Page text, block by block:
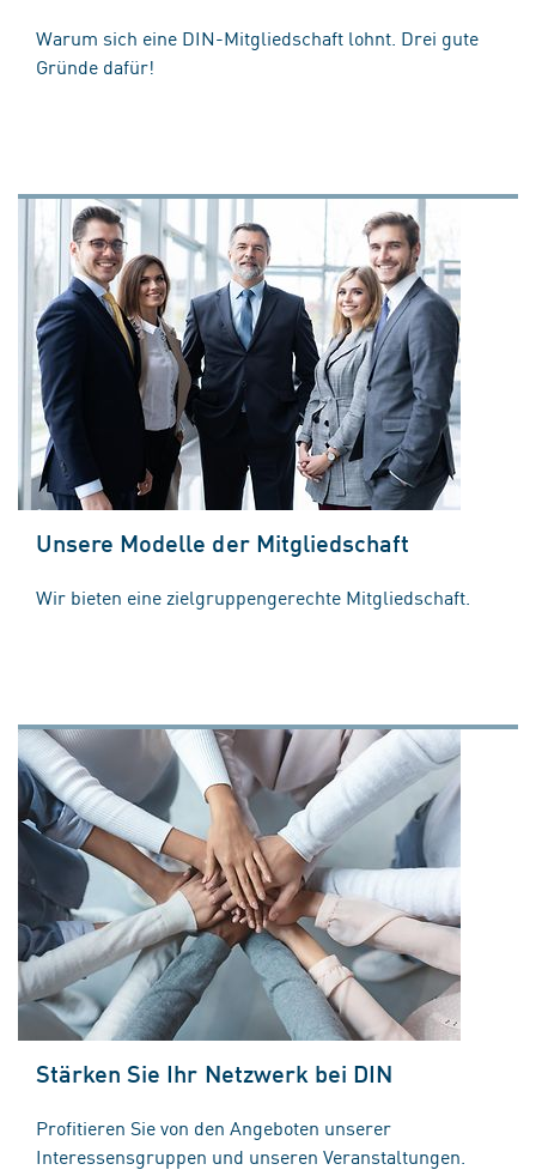
Warum sich eine DIN-Mitgliedschaft lohnt. Drei gute
Gründe dafür!
Unsere Modelle der Mitgliedschaft
Wir bieten eine zielgruppengerechte Mitgliedschaft.
Stärken Sie Ihr Netzwerk bei DIN
Profitieren Sie von den Angeboten unserer
Interessensgruppen und unseren Veranstaltungen.